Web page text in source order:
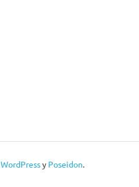
WordPressy Poseidon.